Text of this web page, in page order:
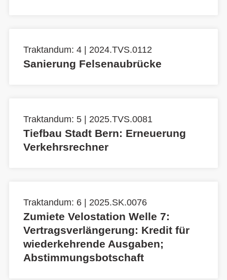
Traktandum: 4 | 2024.TVS.0112
Sanierung Felsenaubrücke
Traktandum: 5 | 2025.TVS.0081
Tiefbau Stadt Bern: Erneuerung
Verkehrsrechner
Traktandum: 6 | 2025.SK.0076
Zumiete Velostation Welle 7:
Vertragsverlängerung: Kredit für
wiederkehrende Ausgaben;
Abstimmungsbotschaft